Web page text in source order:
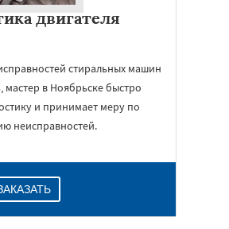
двигателя
стиральных машин
мастер в Ноябрьске быстро
и принимает меру по
неисправностей.